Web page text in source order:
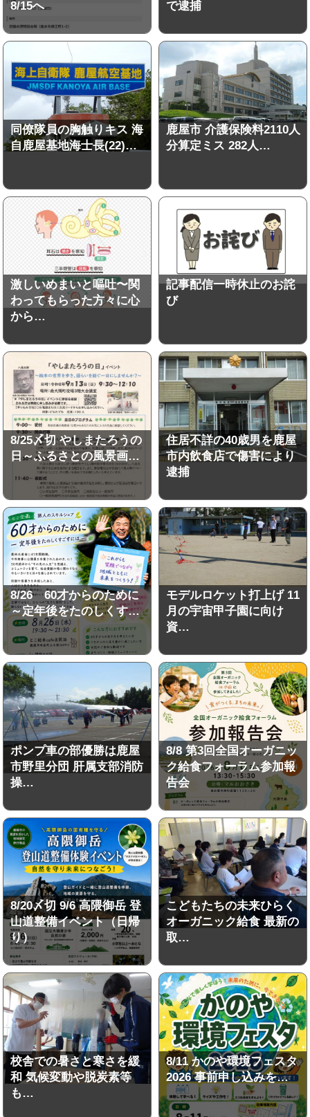
8/15へ
で逮捕
同僚隊員の胸触りキス 海
自鹿屋基地海士長(22)…
鹿屋市 介護保険料2110人
分算定ミス 282人…
激しいめまいと嘔吐〜関
わってもらった方々に心
から…
記事配信一時休止のお詫
び
8/25〆切 やしまたろうの
日～ふるさとの風景画…
住居不詳の40歳男を鹿屋
市内飲食店で傷害により
逮捕
8/26 60才からのために
～定年後をたのしくす…
モデルロケット打上げ 11
月の宇宙甲子園に向け
資…
ポンプ車の部優勝は鹿屋
市野里分団 肝属支部消防
操…
8/8 第3回全国オーガニッ
ク給食フォーラム参加報
告会
8/20〆切 9/6 高隈御岳 登
山道整備イベント（日帰
り）
こどもたちの未来ひらく
オーガニック給食 最新の
取…
校舎での暑さと寒さを緩
和 気候変動や脱炭素等
も…
8/11 かのや環境フェスタ
2026 事前申し込みを…